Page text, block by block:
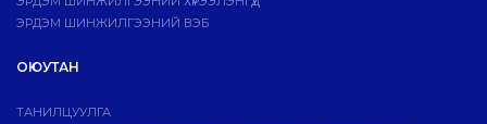
ЭРДЭМ ШИНЖИЛГЭЭНИЙ ВЭБ
ОЮУТАН
ТАНИЛЦУУЛГА